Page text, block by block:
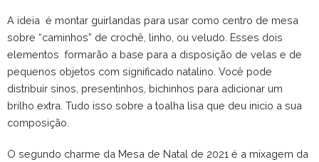
A ideia é montar guirlandas para usar como centro de mesa
sobre “caminhos” de crochê, linho, ou veludo. Esses dois
elementos formarão a base para a disposição de velas e de
pequenos objetos com significado natalino. Você pode
distribuir sinos, presentinhos, bichinhos para adicionar um
brilho extra. Tudo isso sobre a toalha lisa que deu inicio a sua
composição.
O segundo charme da Mesa de Natal de 2021 é a mixagem da